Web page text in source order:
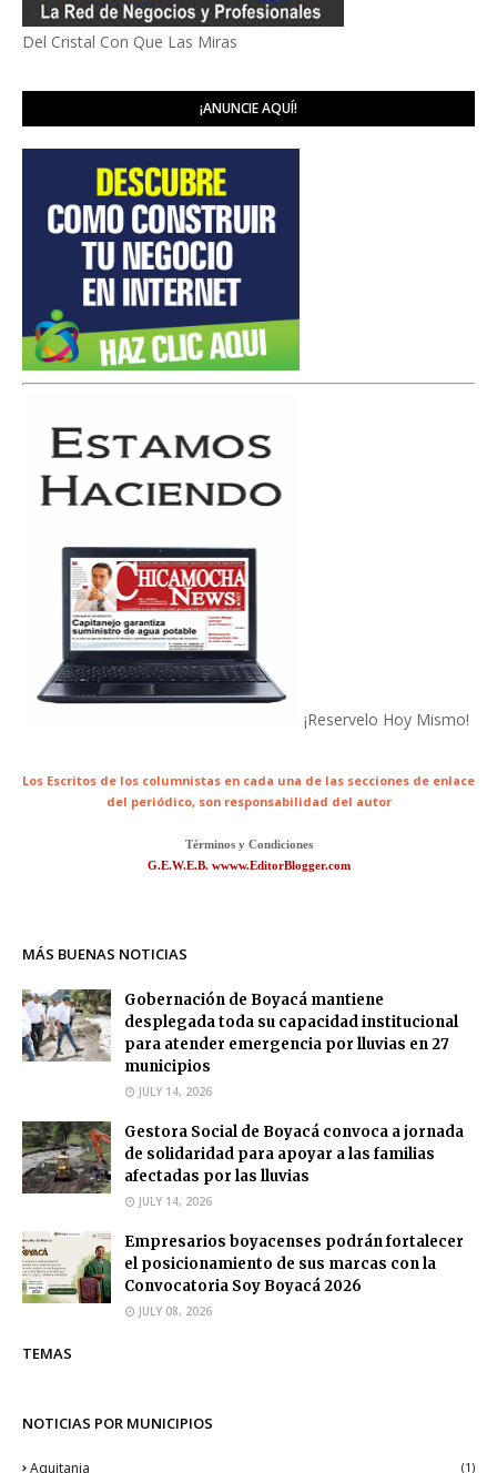
Del Cristal Con Que Las Miras
¡ANUNCIE AQUÍ!
¡Reservelo Hoy Mismo!
Los Escritos de los columnistas en cada una de las secciones de enlace
del periódico, son responsabilidad del autor
Términos y Condiciones
G.E.W.E.B. wwww.EditorBlogger.com
MÁS BUENAS NOTICIAS
Gobernación de Boyacá mantiene
desplegada toda su capacidad institucional
para atender emergencia por lluvias en 27
municipios
JULY 14, 2026
Gestora Social de Boyacá convoca a jornada
de solidaridad para apoyar a las familias
afectadas por las lluvias
JULY 14, 2026
Empresarios boyacenses podrán fortalecer
el posicionamiento de sus marcas con la
Convocatoria Soy Boyacá 2026
JULY 08, 2026
TEMAS
NOTICIAS POR MUNICIPIOS
Aquitania (1)